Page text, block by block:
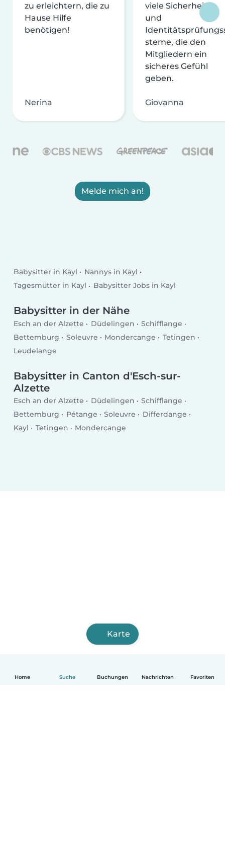
Home Suche Buchungen Nachrichten Favoriten
zu erleichtern, die zu
Hause Hilfe
benötigen!
Nerina
viele Sicherheits-
und
steme, die den
Mitgliedern ein
sicheres Gefühl
geben.
Giovanna
Melde mich an!
Babysitter in Kayl
Nannys in Kayl
Tagesmütter in Kayl
Babysitter Jobs in Kayl
Babysitter in der Nähe
Esch an der Alzette Düdelingen
Schifflange
Bettemburg
Soleuvre Mondercange
Tetingen
Leudelange
Babysitter in Canton d'Esch-sur-
Alzette
Esch an der Alzette Düdelingen
Schifflange
Bettemburg
Pétange Soleuvre
Differdange
Kayl
Tetingen Mondercange
Karte